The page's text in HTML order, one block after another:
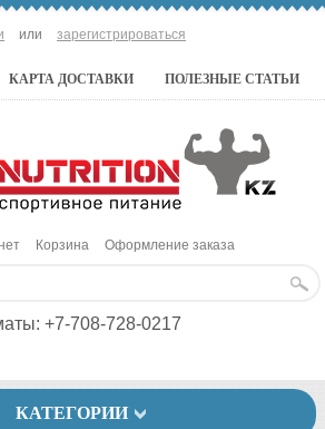
или зарегистрироваться
КАРТА ДОСТАВКИ ПОЛЕЗНЫЕ СТАТЬИ
Корзина Оформление заказа
+7-708-728-0217
КАТЕГОРИИ